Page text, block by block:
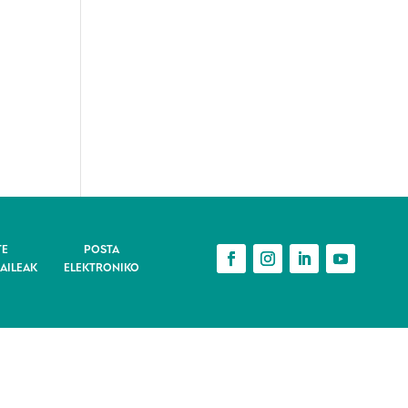
POSTA
ELEKTRONIKO